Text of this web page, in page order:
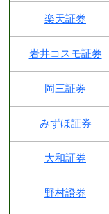
楽天証券
岩井コスモ証券
岡三証券
みずほ証券
大和証券
野村證券